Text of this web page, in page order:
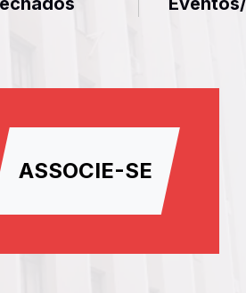
ASSOCIE-SE